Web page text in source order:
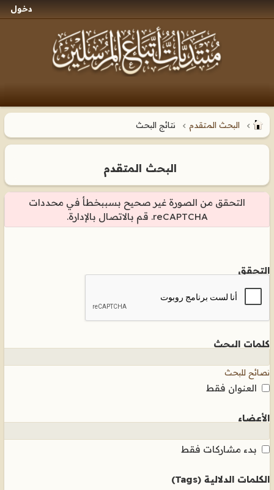
دخول
البحث المتقدم نتائج البحث
البحث المتقدم
التحقق من الصورة غير صحيح بسببخطأ في محددات
reCAPTCHA. قم بالاتصال بالإدارة.
التحقق
كلمات البحث
نصائح للبحث
العنوان فقط
الأعضاء
بدء مشاركات فقط
الكلمات الدلالية (Tags)